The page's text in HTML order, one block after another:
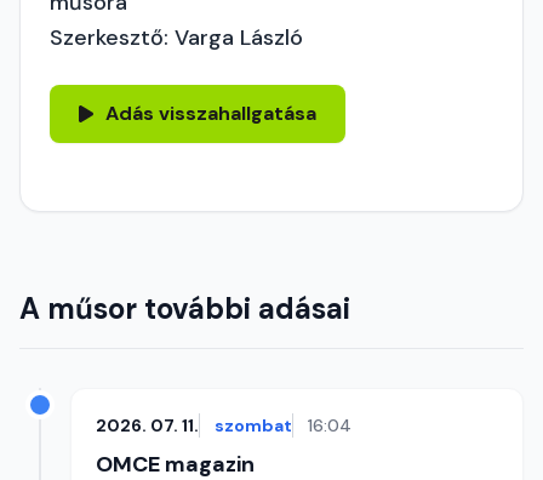
Szerkesztő: Varga László
Adás visszahallgatása
A műsor további adásai
2026. 07. 11. szombat 16:04
OMCE magazin